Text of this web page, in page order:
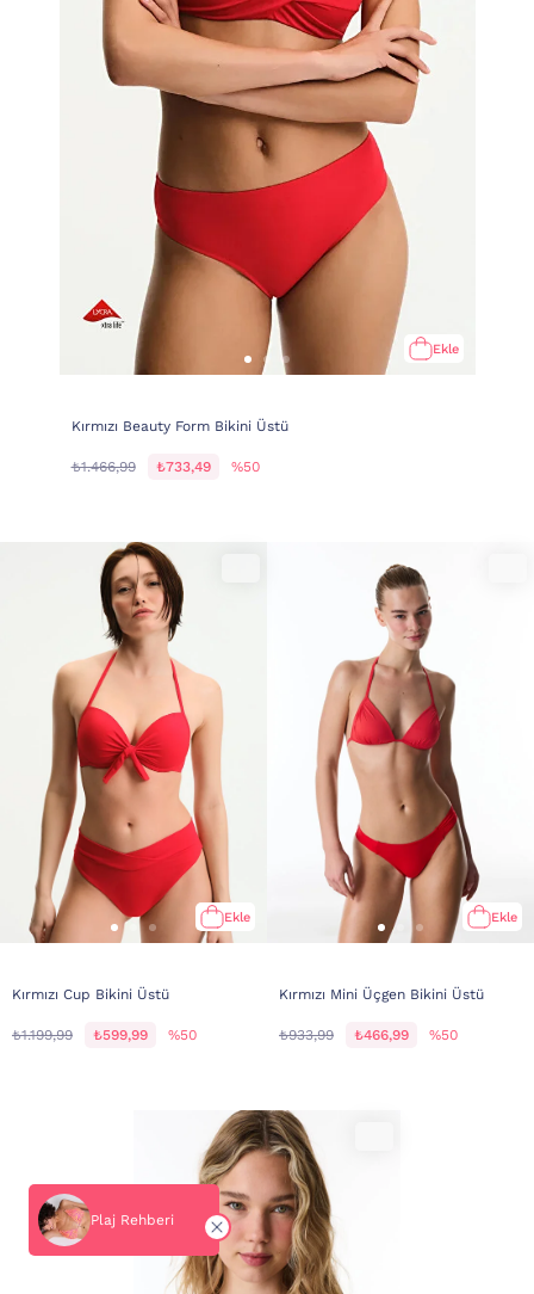
Plaj Rehberi
Ekle
Kırmızı Beauty Form Bikini Üstü
₺1.466,99 ₺733,49 %50
Ekle
Kırmızı Cup Bikini Üstü
₺1.199,99 ₺599,99 %50
Ekle
Kırmızı Mini Üçgen Bikini Üstü
₺933,99 ₺466,99 %50